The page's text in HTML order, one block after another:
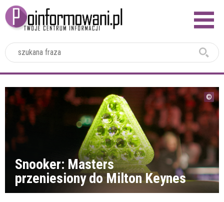
Snooker: Masters
przeniesiony do Milton Keynes